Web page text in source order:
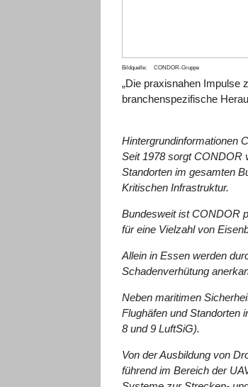
Bildquelle: CONDOR-Gruppe
„Die praxisnahen Impulse
branchenspezifische
Hintergrundinformationen
Seit 1978 sorgt CONDOR
Standorten im gesamten
Kritischen Infrastruktur.
Bundesweit ist CONDOR
für eine Vielzahl von
Allein in Essen werden
Schadenverhütung
Neben maritimen
Flughäfen und Standorten
8 und 9 LuftSiG).
Von der Ausbildung von
führend im Bereich der